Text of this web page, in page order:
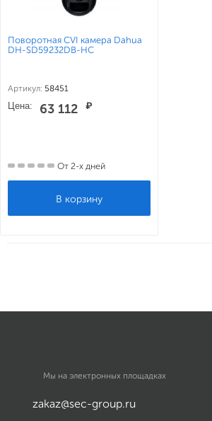
Поворотная CVI камера Dahua
DH-SD59232DB-HC
Артикул: 58451
Цена: 63 112 ₽
От 2-х дней
Мы на электронных площадках
zakaz@sec-group.ru